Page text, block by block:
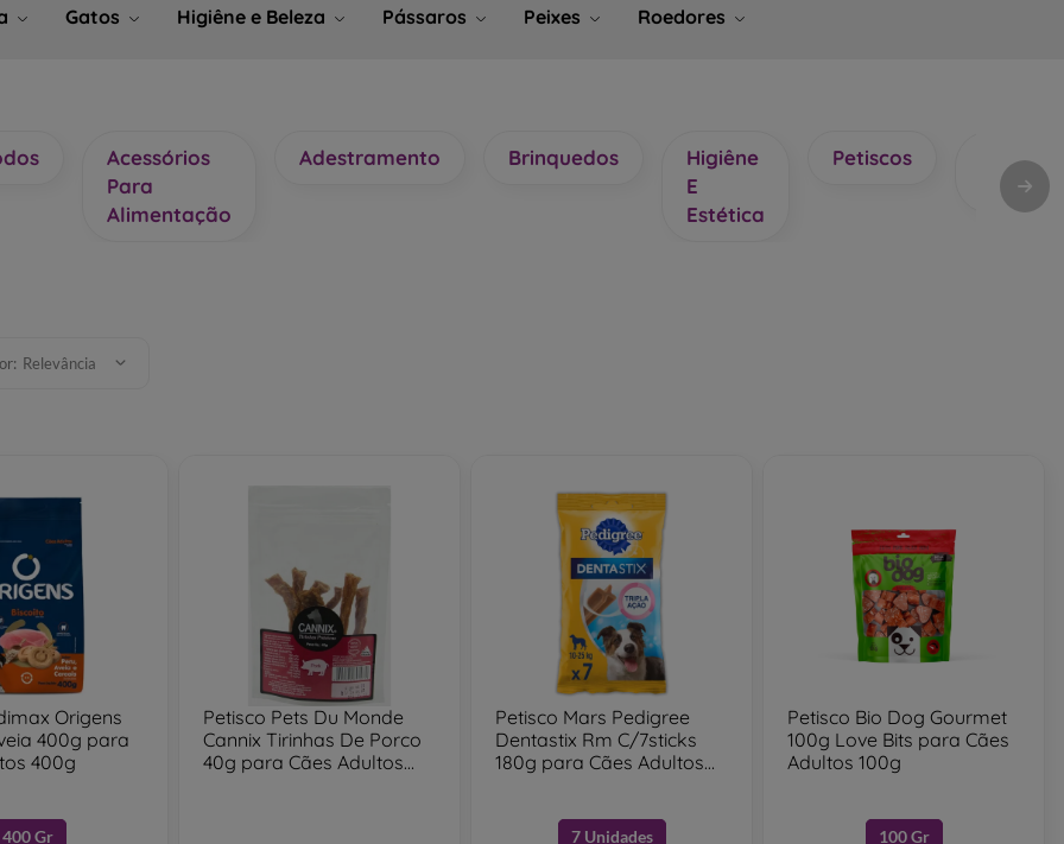
Gatos Higiêne e Beleza Pássaros Peixes Roedores
Acessórios
Para
Alimentação
Adestramento Brinquedos
Higiêne
E
Estética
Petiscos
Roupas
Relevância
Origens
400g para
400g
400 Gr
Petisco Pets Du Monde
Cannix Tirinhas De Porco
40g para Cães Adultos
Petisco Mars Pedigree
Dentastix Rm C/7sticks
180g para Cães Adultos
7 Unidades
Petisco Bio Dog Gourmet
100g Love Bits para Cães
Adultos 100g
100 Gr